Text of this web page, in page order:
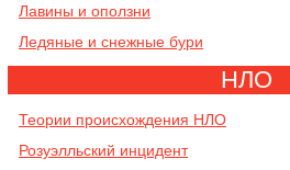
Лавины и оползни
Ледяные и снежные бури
НЛО
Теории происхождения НЛО
Розуэлльский инцидент